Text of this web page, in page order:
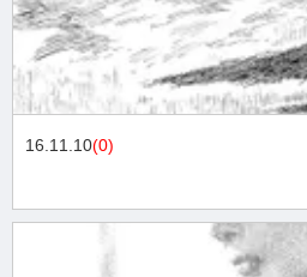
16.11.10(0)